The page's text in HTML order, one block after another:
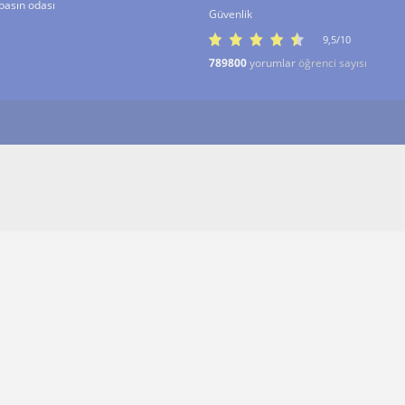
basın odası
Güvenlik
9,5/10
789800yorumlar öğrenci sayısı